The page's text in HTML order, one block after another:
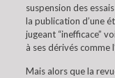
suspension des
la publication d’une
jugeant “inefficace”
à ses dérivés
Mais alors que la